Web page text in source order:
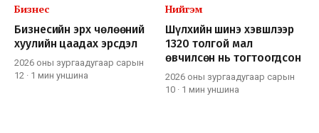
Бизнес
Бизнесийн эрх чөлөөний
хуулийн цаадах эрсдэл
2026 оны зургаадугаар сарын
12 · 1 мин уншина
Нийгэм
Шүлхийн шинэ хэвшлээр
1320 толгой мал
өвчилсөн нь тогтоогдсон
2026 оны зургаадугаар сарын
10 · 1 мин уншина